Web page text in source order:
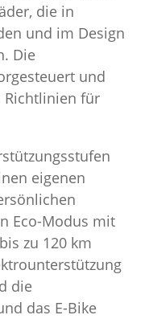
die in
und im Design
Die
und
Richtlinien für
eigenen
Eco-Modus mit
zu 120 km
die
das E-Bike